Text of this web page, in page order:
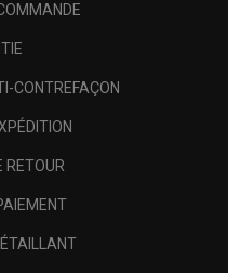
CONTREFAÇON
RETOUR